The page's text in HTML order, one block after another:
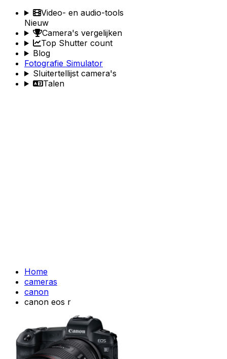
Video- en audio-tools
Nieuw
Camera's vergelijken
Top Shutter count
Blog
Fotografie Simulator
Sluitertellijst camera's
Talen
Home
cameras
canon
canon eos r